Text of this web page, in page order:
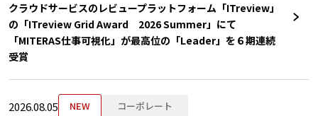
クラウドサービスのレビュープラットフォーム「ITreview」
の「ITreview Grid Award 2026 Summer」にて
「MITERAS仕事可視化」が最高位の「Leader」を６期連続
受賞
2026.08.05 NEW コーポレート